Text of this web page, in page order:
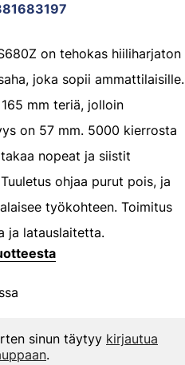
on tehokas hiiliharjaton
joka sopii ammattilaisille.
mm teriä, jolloin
on 57 mm. 5000 kierrosta
nopeat ja siistit
ohjaa purut pois, ja
työkohteen. Toimitus
ja latauslaitetta.
sinun täytyy kirjautua
.